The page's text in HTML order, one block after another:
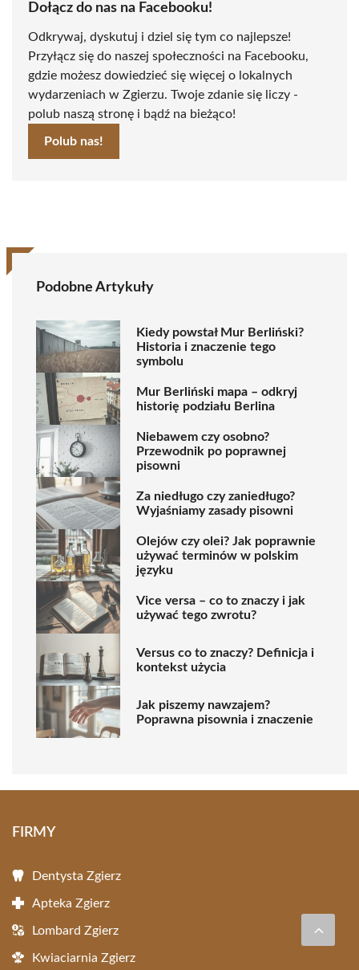
Dołącz do nas na Facebooku!
Odkrywaj, dyskutuj i dziel się tym co najlepsze!
Przyłącz się do naszej społeczności na Facebooku,
gdzie możesz dowiedzieć się więcej o lokalnych
wydarzeniach w Zgierzu. Twoje zdanie się liczy -
polub naszą stronę i bądź na bieżąco!
Polub nas!
Podobne Artykuły
Kiedy powstał Mur Berliński?
Historia i znaczenie tego
symbolu
Mur Berliński mapa – odkryj
historię podziału Berlina
Niebawem czy osobno?
Przewodnik po poprawnej
pisowni
Za niedługo czy zaniedługo?
Wyjaśniamy zasady pisowni
Olejów czy olei? Jak poprawnie
używać terminów w polskim
języku
Vice versa – co to znaczy i jak
używać tego zwrotu?
Versus co to znaczy? Definicja i
kontekst użycia
Jak piszemy nawzajem?
Poprawna pisownia i znaczenie
FIRMY
Dentysta Zgierz
Apteka Zgierz
Lombard Zgierz
Kwiaciarnia Zgierz